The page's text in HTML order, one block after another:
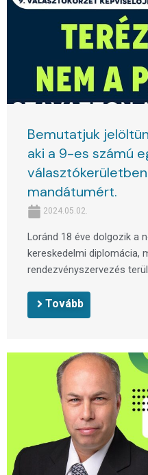
Bemutatjuk
aki a 9-es számú
mandátumért.
2024.05.02.
Loránd 18 éve dolgozik a
kereskedelmi diplomácia,
rendezvényszervezés
Tovább